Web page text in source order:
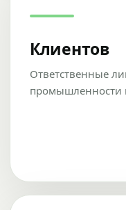
Клиентов
Ответственные
промышленности